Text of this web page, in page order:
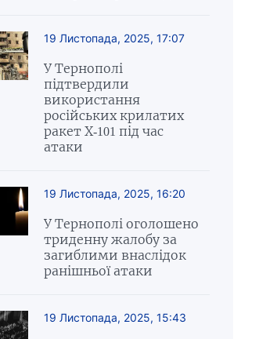
19 Листопада, 2025, 17:07
У Тернополі
підтвердили
використання
російських крилатих
ракет Х-101 під час
атаки
19 Листопада, 2025, 16:20
У Тернополі оголошено
триденну жалобу за
загиблими внаслідок
ранішньої атаки
19 Листопада, 2025, 15:43